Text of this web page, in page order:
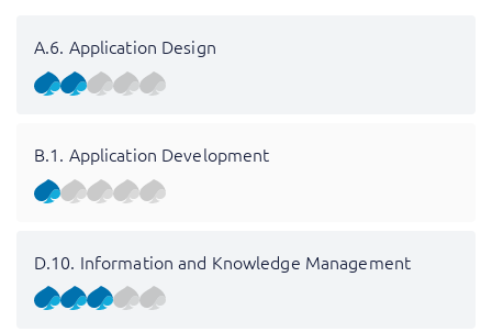
A.6. Application Design
B.1. Application Development
D.10. Information and Knowledge Management